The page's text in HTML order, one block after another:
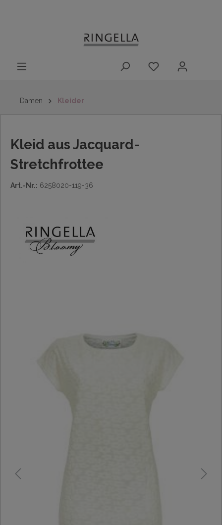
Damen Kleider
Kleid aus Jacquard-
Stretchfrottee
Art.-Nr.: 6258020-119-36